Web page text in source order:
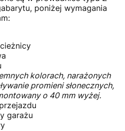
poniżej wymagania
kolorach, narażonych
promieni słonecznych,
o 40 mm wyżej.
garażu